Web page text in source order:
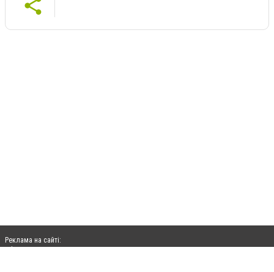
Реклама на сайті: